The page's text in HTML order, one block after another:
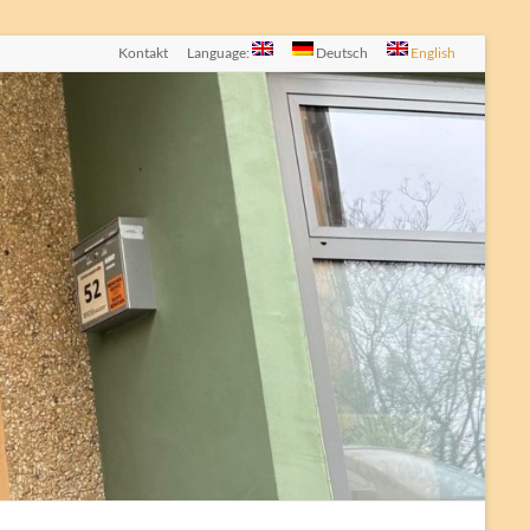
Kontakt Language: Deutsch English